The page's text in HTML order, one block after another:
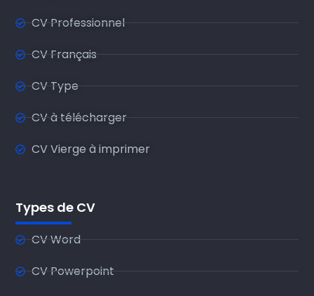
CV Professionnel
CV Français
CV Type
CV à télécharger
CV Vierge à imprimer
Types de CV
CV Word
CV Powerpoint